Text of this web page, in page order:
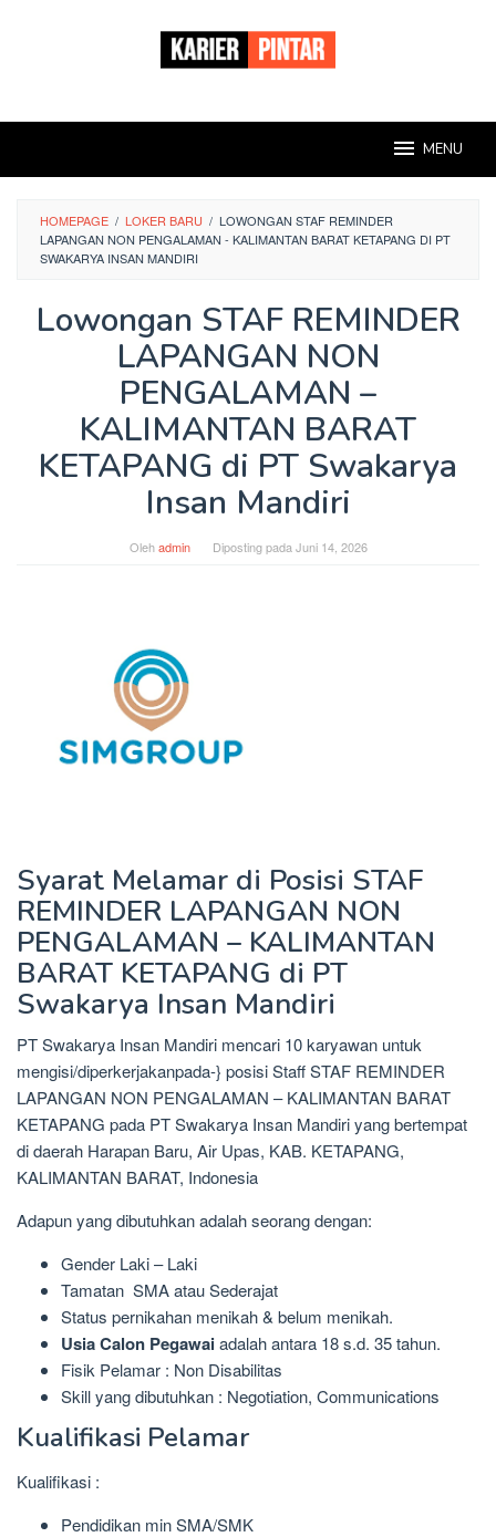
MENU
HOMEPAGE / LOKER BARU / LOWONGAN STAF REMINDER
LAPANGAN NON PENGALAMAN - KALIMANTAN BARAT KETAPANG DI PT
SWAKARYA INSAN MANDIRI
Lowongan STAF REMINDER
LAPANGAN NON
PENGALAMAN –
KALIMANTAN BARAT
KETAPANG di PT Swakarya
Insan Mandiri
Olehadmin Diposting pada Juni 14, 2026
Syarat Melamar di Posisi STAF
REMINDER LAPANGAN NON
PENGALAMAN – KALIMANTAN
BARAT KETAPANG di PT
Swakarya Insan Mandiri
PT Swakarya Insan Mandiri mencari 10 karyawan untuk
mengisi/diperkerjakanpada-} posisi Staff STAF REMINDER
LAPANGAN NON PENGALAMAN – KALIMANTAN BARAT
KETAPANG pada PT Swakarya Insan Mandiri yang bertempat
di daerah Harapan Baru, Air Upas, KAB. KETAPANG,
KALIMANTAN BARAT, Indonesia
Adapun yang dibutuhkan adalah seorang dengan:
Gender Laki – Laki
Tamatan SMA atau Sederajat
Status pernikahan menikah & belum menikah.
Usia Calon Pegawaiadalah antara 18 s.d. 35 tahun.
Fisik Pelamar : Non Disabilitas
Skill yang dibutuhkan : Negotiation, Communications
Kualifikasi Pelamar
Kualifikasi :
Pendidikan min SMA/SMK